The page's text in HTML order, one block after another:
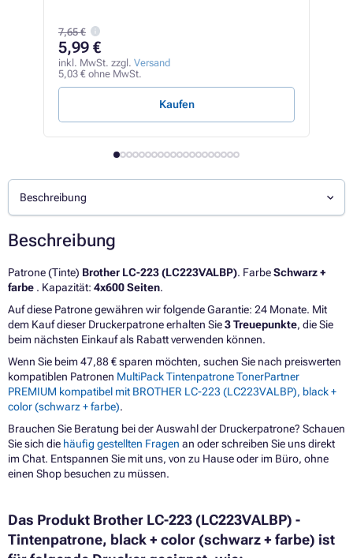
7,65 €
5,99 €
inkl. MwSt. zzgl. Versand
5,03 € ohne MwSt.
Kaufen
Beschreibung
Beschreibung
Patrone (Tinte) Brother LC-223 (LC223VALBP). FarbeSchwarz +
farbe . Kapazität: 4x600 Seiten.
Auf diese Patrone gewähren wir folgende Garantie: 24 Monate. Mit
dem Kauf dieser Druckerpatrone erhalten Sie3 Treuepunkte, die Sie
beim nächsten Einkauf als Rabatt verwenden können.
Wenn Sie beim 47,88 € sparen möchten, suchen Sie nach preiswerten
kompatiblen Patronen MultiPack Tintenpatrone TonerPartner
PREMIUM kompatibel mit BROTHER LC-223 (LC223VALBP), black +
color (schwarz + farbe).
Brauchen Sie Beratung bei der Auswahl der Druckerpatrone? Schauen
Sie sich die häufig gestellten Fragen an oder schreiben Sie uns direkt
im Chat. Entspannen Sie mit uns, von zu Hause oder im Büro, ohne
einen Shop besuchen zu müssen.
Das Produkt Brother LC-223 (LC223VALBP) -
Tintenpatrone, black + color (schwarz + farbe) ist